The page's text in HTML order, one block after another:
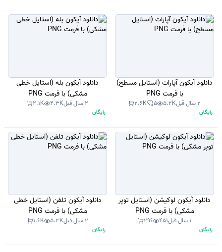
دانلود آیکون آپارات (استایل مسطح)
با فرمت PNG
2 سال قبل 5.2K
5
2.6K
رایگان
دانلود آیکون بله (استایل خطی
مشکی) با فرمت PNG
2 سال قبل 4.3K
2.1K
رایگان
دانلود آیکون لوکیشن (استایل توپر
مشکی) با فرمت PNG
1 سال قبل 451
296
رایگان
دانلود آیکون تلفن (استایل خطی
مشکی) با فرمت PNG
2 سال قبل 5.3K
1.6K
رایگان